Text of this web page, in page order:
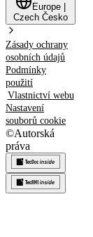
Europe
Czech Česko
Zásady ochrany
osobních údajů
Podmínky
použití
Vlastnictví webu
Nastavení
souborů cookie
©Autorská
práva